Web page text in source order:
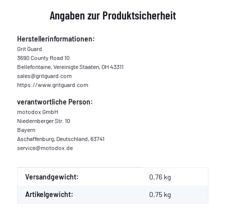
Angaben zur Produktsicherheit
Herstellerinformationen:
Grit Guard
3690 County Road 10
Bellefontaine, Vereinigte Staaten, OH 43311
sales@gritguard.com
https://www.gritguard.com
verantwortliche Person:
motodox GmbH
Niedernberger Str. 10
Bayern
Aschaffenburg, Deutschland, 63741
service@motodox.de
Produkteigenschaft
Wert
Versandgewicht: 0,76 kg
Artikelgewicht: 0,75 kg